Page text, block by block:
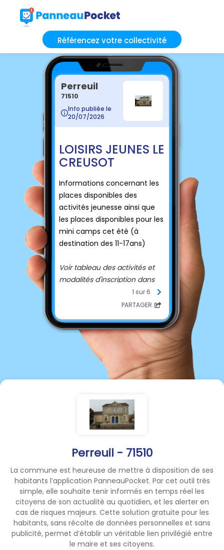
Référencez votre collectivité
Perreuil - 71510
La commune est heureuse de mettre à disposition de ses
habitants l’application PanneauPocket. Par cet outil très
simple, elle souhaite tenir informés en temps réel les
citoyens de son actualité au quotidien, et les alerter en
cas de risques majeurs. Cette solution gratuite pour les
habitants, sans récolte de données personnelles et sans
publicité, permet d’établir un véritable lien privilégié entre
le maire et ses citoyens.
Perreuil
71510
Info publiée le
20/07/2026
LOISIRS JEUNES LE
CREUSOT
Informations concernant les
places disponibles des
activités jeunesse ainsi que
les places disponibles pour les
mini camps cet été (à
destination des 11-17ans)
Voir tableau des activités et
modalités d'inscription dans
11-17 ans :
CAMP BIBRACTE - 10 au 14
- 8 places
restantes - Inscription avant
Au programme : à la
découverte de la vie gauloise
– 3 jours ludique à la
un festin gaulois ! Randonnée
et une journée à la plage des
Settons….
Inscription et renseignement
auprès du Guichet Familles
L’Ecrin - 1 rue Hélène Boucher
03 85 77 58 97
familles@ville-lecreusot.fr
1 sur 6
PARTAGER